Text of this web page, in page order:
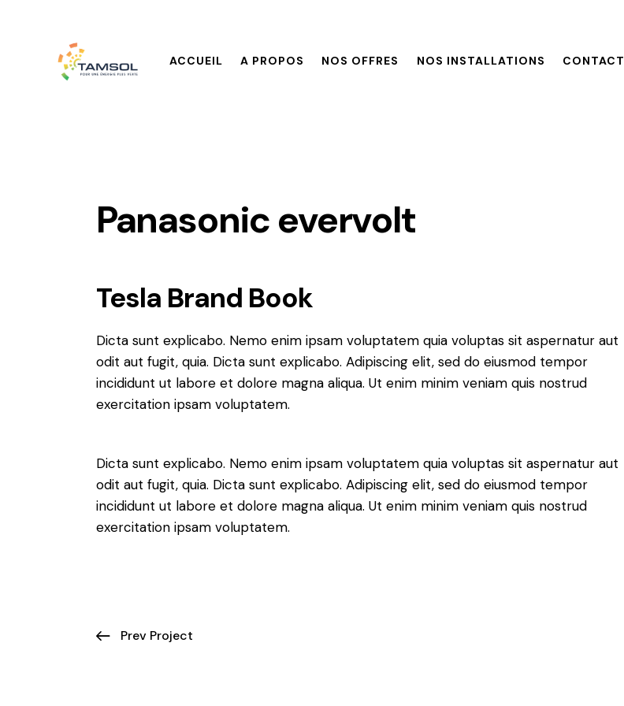
ACCUEIL A PROPOS NOS OFFRES NOS INSTALLATIONS CONTACT
Panasonic evervolt
Tesla Brand Book
Dicta sunt explicabo. Nemo enim ipsam voluptatem quia voluptas sit aspernatur aut
odit aut fugit, quia. Dicta sunt explicabo. Adipiscing elit, sed do eiusmod tempor
incididunt ut labore et dolore magna aliqua. Ut enim minim veniam quis nostrud
exercitation ipsam voluptatem.
Dicta sunt explicabo. Nemo enim ipsam voluptatem quia voluptas sit aspernatur aut
odit aut fugit, quia. Dicta sunt explicabo. Adipiscing elit, sed do eiusmod tempor
incididunt ut labore et dolore magna aliqua. Ut enim minim veniam quis nostrud
exercitation ipsam voluptatem.
Prev Project